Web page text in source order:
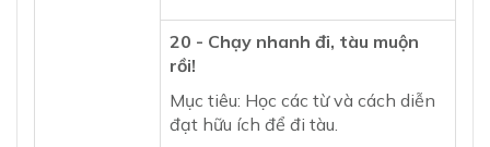
20 - Chạy nhanh đi, tàu muộn
rồi!
Mục tiêu: Học các từ và cách diễn
đạt hữu ích để đi tàu.